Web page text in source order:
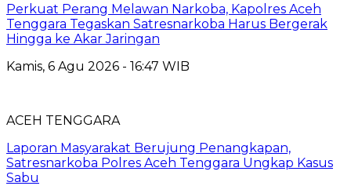
Perkuat Perang Melawan Narkoba, Kapolres Aceh
Tenggara Tegaskan Satresnarkoba Harus Bergerak
Hingga ke Akar Jaringan
Kamis, 6 Agu 2026 - 16:47 WIB
ACEH TENGGARA
Laporan Masyarakat Berujung Penangkapan,
Satresnarkoba Polres Aceh Tenggara Ungkap Kasus
Sabu